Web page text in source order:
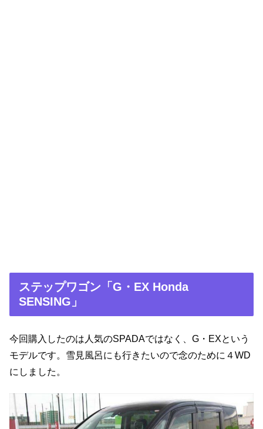
ステップワゴン「G・EX Honda
SENSING」
今回購入したのは人気のSPADAではなく、G・EXという
モデルです。雪見風呂にも行きたいので念のために４WD
にしました。